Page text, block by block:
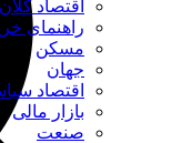
اقتصاد کلان
راهنمای
مسکن
جهان
اقتصاد
بازار مالی
صنعت